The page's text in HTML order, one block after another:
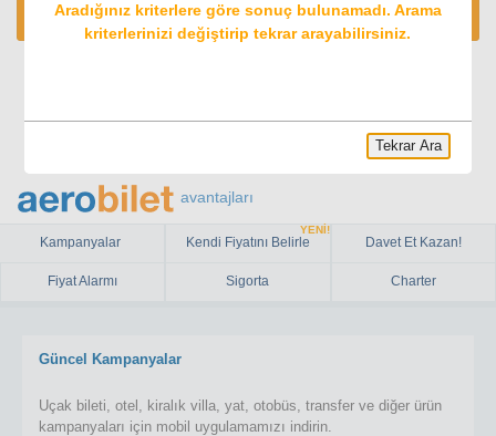
ARA
avantajları
Kampanyalar Kendi Fiyatını Belirle
YENİ!
Davet Et Kazan!
Fiyat Alarmı Sigorta Charter
Güncel Kampanyalar
Uçak bileti, otel, kiralık villa, yat, otobüs, transfer ve diğer ürün
kampanyaları için mobil uygulamamızı indirin.
Aradığınız kriterlere göre sonuç bulunamadı. Arama
kriterlerinizi değiştirip tekrar arayabilirsiniz.
Tekrar Ara